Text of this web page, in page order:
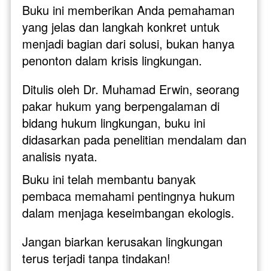
Buku ini memberikan Anda pemahaman
yang jelas dan langkah konkret untuk
menjadi bagian dari solusi, bukan hanya
penonton dalam krisis lingkungan.
Ditulis oleh Dr. Muhamad Erwin, seorang
pakar hukum yang berpengalaman di
bidang hukum lingkungan, buku ini
didasarkan pada penelitian mendalam dan
analisis nyata.
Buku ini telah membantu banyak
pembaca memahami pentingnya hukum
dalam menjaga keseimbangan ekologis.
Jangan biarkan kerusakan lingkungan
terus terjadi tanpa tindakan!